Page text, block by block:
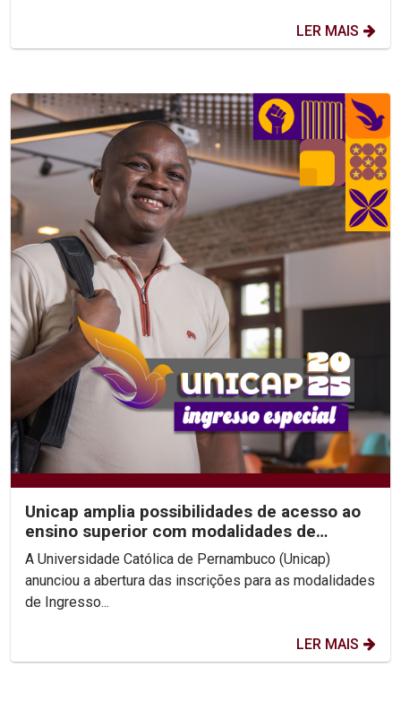
LER MAIS
Unicap amplia possibilidades de acesso ao
ensino superior com modalidades de
Ingresso Especial
A Universidade Católica de Pernambuco (Unicap)
anunciou a abertura das inscrições para as modalidades
de Ingresso...
LER MAIS